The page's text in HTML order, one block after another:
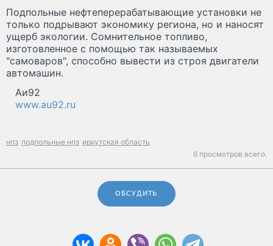
Подпольные нефтеперерабатывающие установки не
только подрывают экономику региона, но и наносят
ущерб экологии. Сомнительное топливо,
изготовленное с помощью так называемых
"самоваров", способно вывести из строя двигатели
автомашин.
Аи92
www.au92.ru
нпз подпольные нпз иркутская область
6 просмотров всего.
ОБСУДИТЬ